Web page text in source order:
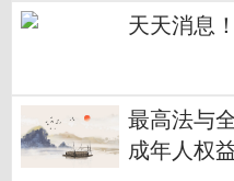
天天消息
最高法与
成年人权